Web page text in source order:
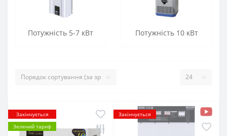
Потужність 5-7 кВт Потужність 10 кВт
Закінчується
Зелений тариф
Закінчується